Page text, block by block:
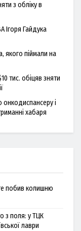
з обліку в
Ігоря Гайдука
якого піймали на
тис. обіцяв зняти
і
хабаря
побив колишню
з поля: у ТЦК
лаври